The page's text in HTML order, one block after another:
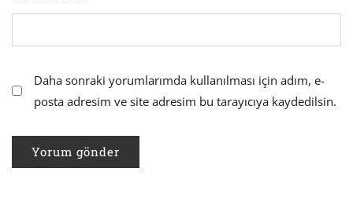
Daha sonraki yorumlarımda kullanılması için adım, e-
posta adresim ve site adresim bu tarayıcıya kaydedilsin.